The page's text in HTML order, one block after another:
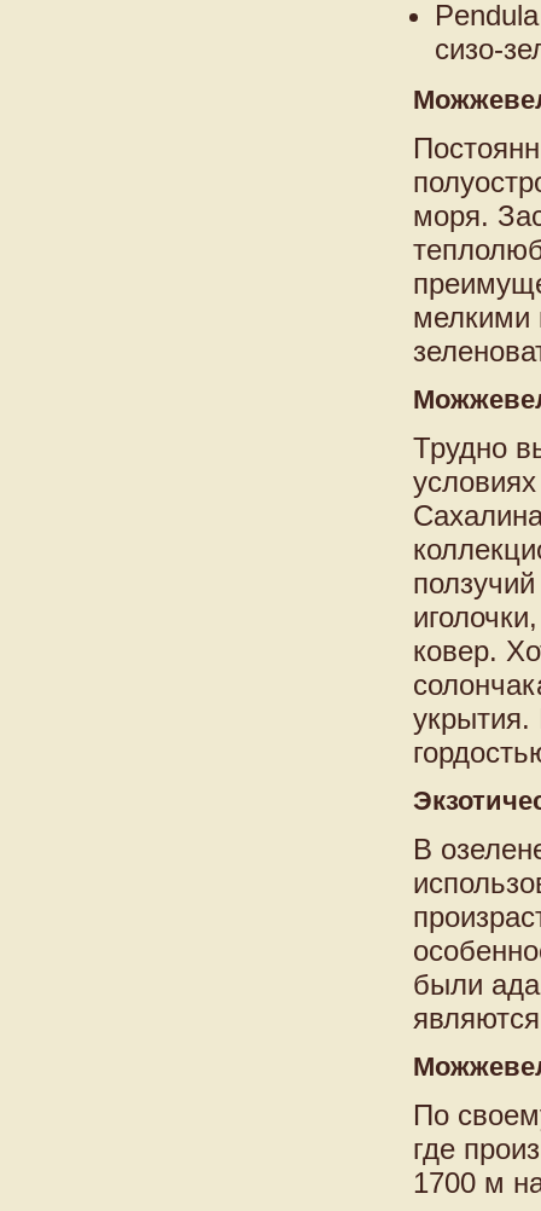
сизо-
моря.
мелкими
Трудно
ковер.
укрытия.
В
были
По
где
1700 м